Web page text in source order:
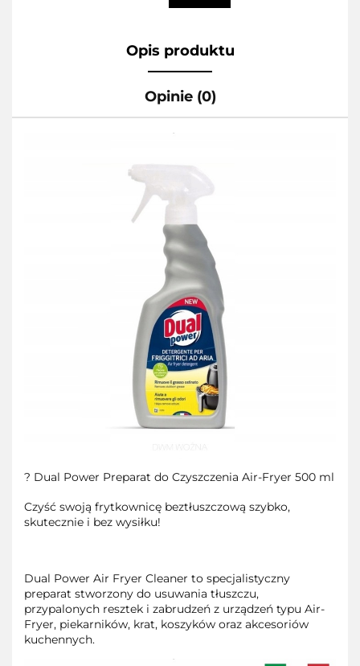
Opis produktu
Opinie (0)
? Dual Power Preparat do Czyszczenia Air-Fryer 500 ml
Czyść swoją frytkownicę beztłuszczową szybko,
skutecznie i bez wysiłku!
Dual Power Air Fryer Cleaner to specjalistyczny
preparat stworzony do usuwania tłuszczu,
przypalonych resztek i zabrudzeń z urządzeń typu Air-
Fryer, piekarników, krat, koszyków oraz akcesoriów
kuchennych.